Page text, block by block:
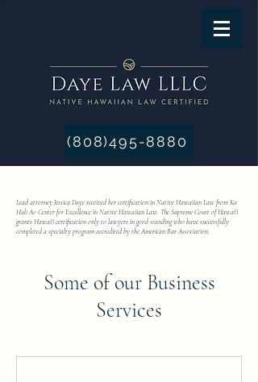
(808)495-8880
Lead attorney Jessica Daye received her certification in Native Hawaiian Law from Ka
Huli Ao Center for Excellence in Native Hawaiian Law. The Supreme Court of Hawai‘i
grants Hawai‘i certification only to lawyers in good standing who have successfully
completed a specialty program accredited by the American Bar Association.
Some of our Business
Services